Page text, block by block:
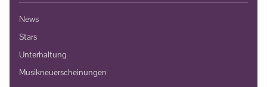
News
Stars
Unterhaltung
Musikneuerscheinungen